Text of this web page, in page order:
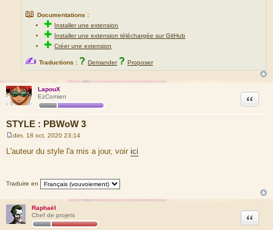
📖 Documentations :
✚ Installer une extension
✚ Installer une extension téléchargée sur GitHub
✚Créer une extension
✍ Traductions : ? Demander ? Proposer
LapouX
EzComien
STYLE : PBWoW 3
Citation
e
s
e
dim. 18 oct. 2020 23:14
L'auteur du style l'a mis a jour, voir ici
Traduire en
Raphaël
Chef de projets
Citation